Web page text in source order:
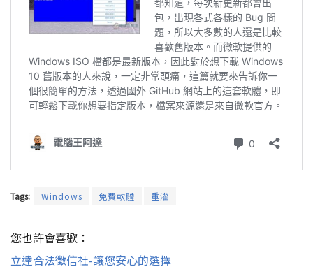
Tags: Windows 免費軟體 重灌
您也許會喜歡：
立達合法徵信社-讓您安心的選擇